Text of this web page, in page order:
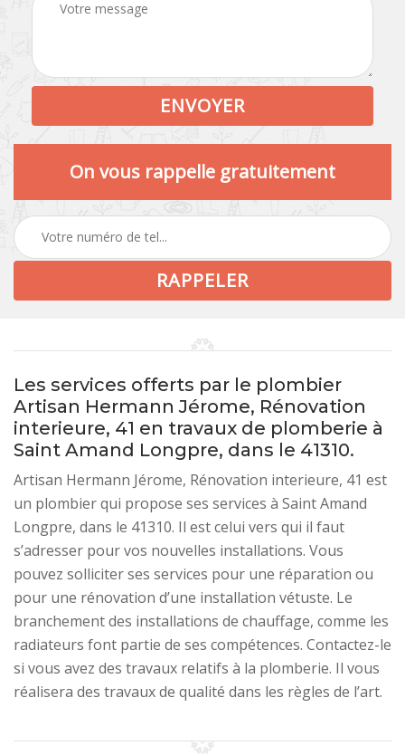
On vous rappelle gratuitement
Les services offerts par le plombier
Artisan Hermann Jérome, Rénovation
interieure, 41 en travaux de plomberie à
Saint Amand Longpre, dans le 41310.
Artisan Hermann Jérome, Rénovation interieure, 41 est
un plombier qui propose ses services à Saint Amand
Longpre, dans le 41310. Il est celui vers qui il faut
s’adresser pour vos nouvelles installations. Vous
pouvez solliciter ses services pour une réparation ou
pour une rénovation d’une installation vétuste. Le
branchement des installations de chauffage, comme les
radiateurs font partie de ses compétences. Contactez-le
si vous avez des travaux relatifs à la plomberie. Il vous
réalisera des travaux de qualité dans les règles de l’art.